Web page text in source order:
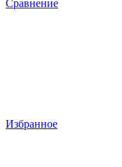
Сравнение
Избранное